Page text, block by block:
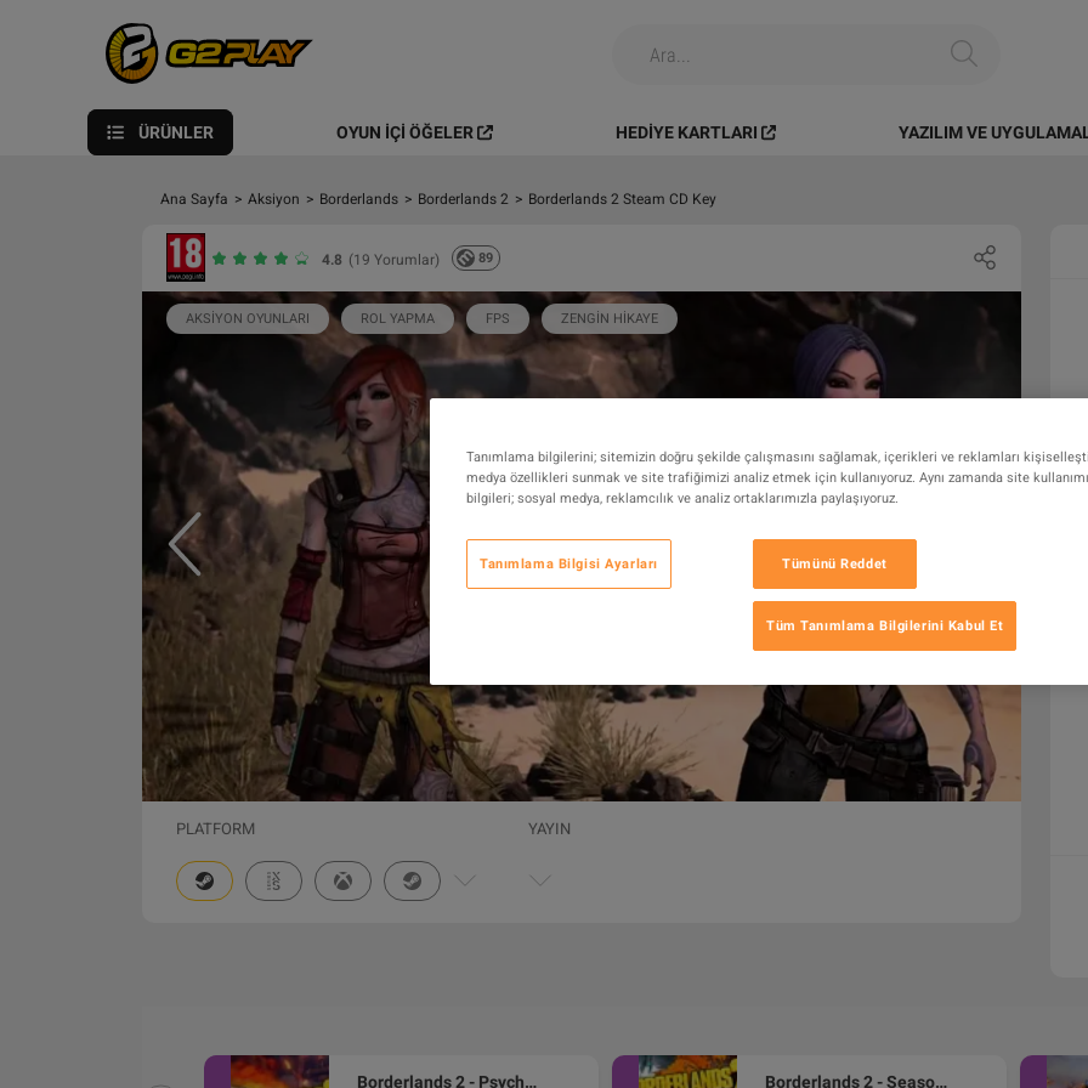
ÜRÜNLER OYUN İÇI ÖĞELER HEDIYE KARTLARI YAZILIM VE
Ana Sayfa > Aksiyon > Borderlands > Borderlands 2 > Borderlands 2 Steam CD Key
4.8 (19 Yorumlar) 89
AKSIYON OYUNLARI ROL YAPMA FPS ZENGIN HIKAYE
PLATFORM YAYIN
Borderlands 2 - Psycho Character Pack EN/IT/FR Languages Only DLC Steam CD Key Borderlands 2 - Season Pass DLC PC Steam Altergift
Tanımlama bilgilerini; sitemizin doğru şekilde çalışmasını sağlamak, içerikleri ve reklamları
medya özellikleri sunmak ve site trafiğimizi analiz etmek için kullanıyoruz. Aynı zamanda site
bilgileri; sosyal medya, reklamcılık ve analiz ortaklarımızla paylaşıyoruz.
Tanımlama Bilgisi Ayarları Tümünü Reddet
Tüm Tanımlama Bilgilerini Kabul Et